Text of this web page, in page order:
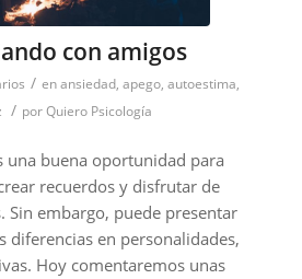
con amigos
/ enansiedad, apego, autoestima,
/ porQuiero Psicología
una buena oportunidad para
recuerdos y disfrutar de
Sin embargo, puede presentar
diferencias en personalidades,
Hoy comentaremos unas